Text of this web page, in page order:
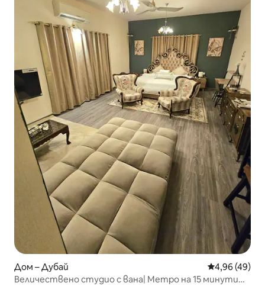
Дом – Дубай Средна
4,96 (49)
Величествено студио с вана| Метро на 15 минути